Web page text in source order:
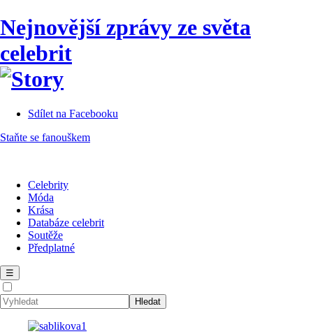
Nejnovější zprávy ze světa
celebrit
Sdílet na Facebooku
Staňte se fanouškem
Celebrity
Móda
Krása
Databáze celebrit
Soutěže
Předplatné
☰